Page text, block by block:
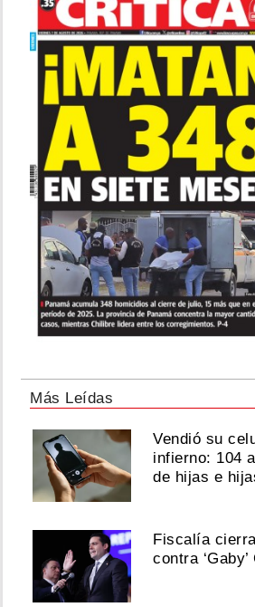
Más Leídas
Vendió su
infierno: 104
de hijas e
Fiscalía
contra